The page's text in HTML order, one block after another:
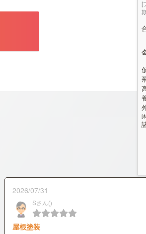
2026/07/31
Sさん()
屋根塗装